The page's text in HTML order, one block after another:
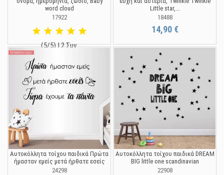
word cloud
17922
(5/5) | 2 Συν.
Little star,...
18488
14,90 €
Αυτοκόλλητα τοίχου παιδικά Πρώτα
ήμασταν εμείς μετά ήρθατε εσείς
24298
Αυτοκόλλητα τοίχου παιδικά DREAM
BIG little one scandinavian
22908